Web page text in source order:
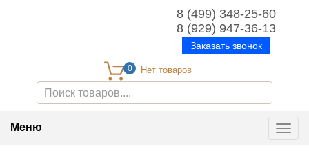
0
8 (499) 348-25-60
8 (929) 947-36-13
Заказать звонок
Меню